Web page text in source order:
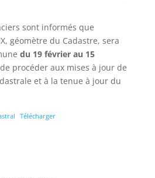
sont informés que
géomètre du Cadastre, sera
du 19 février au 15
procéder aux mises à jour de
et à la tenue à jour du
Télécharger